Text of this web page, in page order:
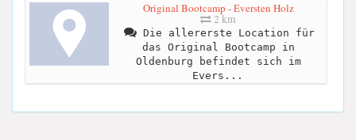
Original Bootcamp - Eversten Holz
2 km
Die allererste Location für
das Original Bootcamp in
Oldenburg befindet sich im
Evers...